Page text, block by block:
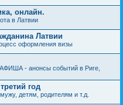
онлайн.
в Латвии
Латвии
оформления визы
АФИША - анонсы событий в Риге,
год
детям, родителям и т.д.